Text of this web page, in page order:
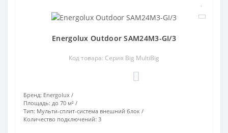
Energolux Outdoor SAM24M3-GI/3
Код товара: Серия Big MultiBig
Бренд: Energolux
Площадь: до 70 м²
Тип: Мульти-сплит-система внешний блок
Количество подключений: 3